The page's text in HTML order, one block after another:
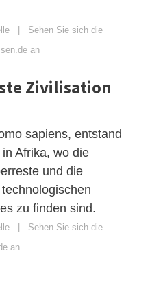
| Sehen Sie sich die
an
Zivilisation
sapiens, entstand
Afrika, wo die
und die
zu finden sind.
| Sehen Sie sich die
an